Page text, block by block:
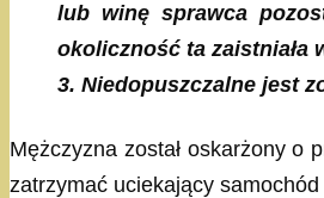
lub winę sprawca
okoliczność ta zaistniała
3. Niedopuszczalne jest
Mężczyzna został oskarżony o
zatrzymać uciekający